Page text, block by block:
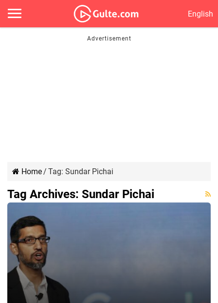
English
Home/ Tag: Sundar Pichai
Tag Archives: Sundar Pichai